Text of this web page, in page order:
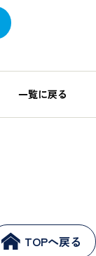
一覧に戻る
TOPへ戻る